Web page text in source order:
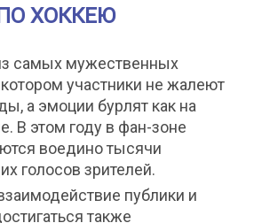
ПО ХОККЕЮ
самых мужественных
участники не жалеют
а эмоции бурлят как на
В этом году в фан-зоне
воедино тысячи
голосов зрителей.
публики и
также